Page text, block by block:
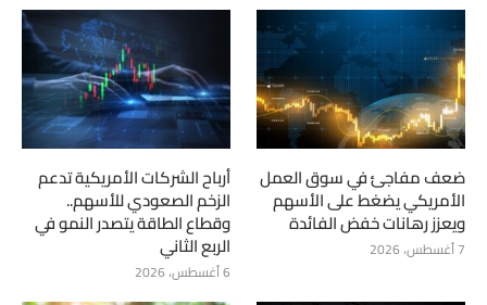
ضعف مفاجئ في سوق العمل
الأمريكي يضغط على الأسهم
ويعزز رهانات خفض الفائدة
7 أغسطس، 2026
أرباح الشركات الأمريكية تدعم
الزخم الصعودي للأسهم..
وقطاع الطاقة يتصدر النمو في
الربع الثاني
6 أغسطس، 2026